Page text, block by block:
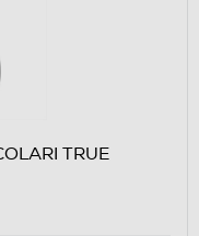
TRUE